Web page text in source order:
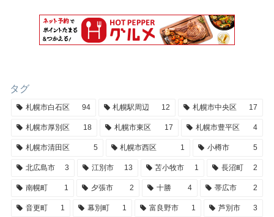
タグ
札幌市白石区 94 札幌駅周辺 12 札幌市中央区 17
札幌市厚別区 18 札幌市東区 17 札幌市豊平区 4
札幌市清田区 5 札幌市西区 1 小樽市 5
北広島市 3 江別市 13 苫小牧市 1 長沼町 2
南幌町 1 夕張市 2 十勝 4 帯広市 2
音更町 1 幕別町 1 富良野市 1 芦別市 3